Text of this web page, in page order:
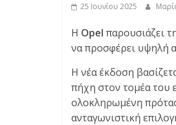
25 Ιουνίου 2025
Η Opel παρουσιάζει
να προσφέρει υψηλή
Η νέα έκδοση
πήχη στον τομέα του
ολοκληρωμένη
ανταγωνιστική